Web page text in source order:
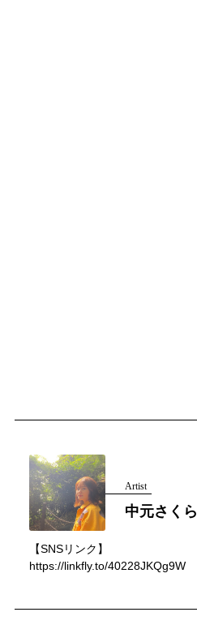
Artist
中元さくら
【SNSリンク】
https://linkfly.to/40228JKQg9W